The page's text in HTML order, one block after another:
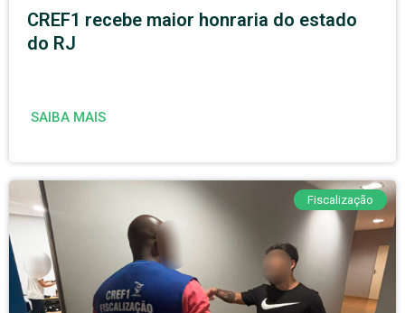
CREF1 recebe maior honraria do estado
do RJ
SAIBA MAIS
Fiscalização